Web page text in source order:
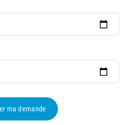
ma demande